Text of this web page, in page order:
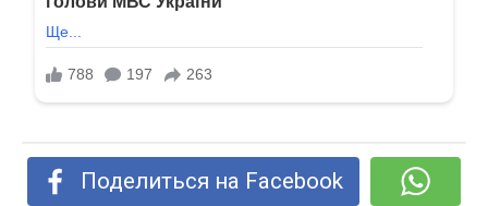
Поделиться на Facebook